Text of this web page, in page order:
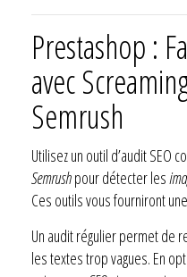
Prestashop :
avec
Semrush
Utilisez un outil d’audit SEO
Semrushpour détecter les
Ces outils vous fourniront
Un audit régulier permet de
les textes trop vagues. En